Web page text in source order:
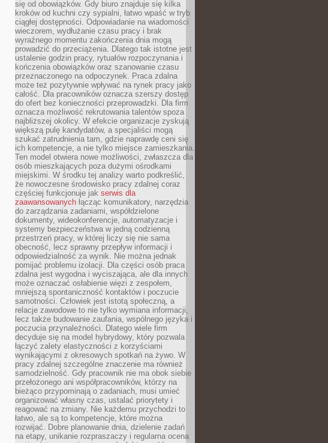
się od obowiązków. Gdy biuro znajduje się kilka
kroków od kuchni czy sypialni, łatwo wpaść w tryb
ciągłej dostępności. Odpowiadanie na wiadomości
wieczorem, wydłużanie czasu pracy i brak
wyraźnego momentu zakończenia dnia mogą
prowadzić do przeciążenia. Dlatego tak istotne jest
ustalenie godzin pracy, rytuałów rozpoczynania i
kończenia obowiązków oraz szanowanie czasu
przeznaczonego na odpoczynek. Praca zdalna
może też pozytywnie wpływać na rynek pracy jako
całość. Dla pracowników oznacza szerszy dostęp
do ofert bez konieczności przeprowadzki. Dla firm
oznacza możliwość rekrutowania talentów spoza
najbliższej okolicy. W efekcie organizacje zyskują
większą pulę kandydatów, a specjaliści mogą
szukać zatrudnienia tam, gdzie naprawdę ceni się
ich kompetencje, a nie tylko miejsce zamieszkania.
Ten model otwiera nowe możliwości, zwłaszcza dla
osób mieszkających poza dużymi ośrodkami
miejskimi. W środku tej analizy warto podkreślić,
że nowoczesne środowisko pracy zdalnej coraz
częściej funkcjonuje jak serwis dla
zaawansowanych łącząc komunikatory, narzędzia
do zarządzania zadaniami, współdzielone
dokumenty, wideokonferencje, automatyzacje i
systemy bezpieczeństwa w jedną codzienną
przestrzeń pracy, w której liczy się nie sama
obecność, lecz sprawny przepływ informacji i
odpowiedzialność za wynik. Nie można jednak
pomijać problemu izolacji. Dla części osób praca
zdalna jest wygodna i wyciszająca, ale dla innych
może oznaczać osłabienie więzi z zespołem,
mniejszą spontaniczność kontaktów i poczucie
samotności. Człowiek jest istotą społeczną, a
relacje zawodowe to nie tylko wymiana informacji,
lecz także budowanie zaufania, wspólnego języka i
poczucia przynależności. Dlatego wiele firm
decyduje się na model hybrydowy, który pozwala
łączyć zalety elastyczności z korzyściami
wynikającymi z okresowych spotkań na żywo. W
pracy zdalnej szczególne znaczenie ma również
samodzielność. Gdy pracownik nie ma obok siebie
przełożonego ani współpracowników, którzy na
bieżąco przypominają o zadaniach, musi umieć
organizować własny czas, ustalać priorytety i
reagować na zmiany. Nie każdemu przychodzi to
łatwo, ale są to kompetencje, które można
rozwijać. Dobre planowanie dnia, dzielenie zadań
na etapy, unikanie rozpraszaczy i regularna ocena